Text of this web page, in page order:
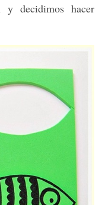
y decidimos hacer